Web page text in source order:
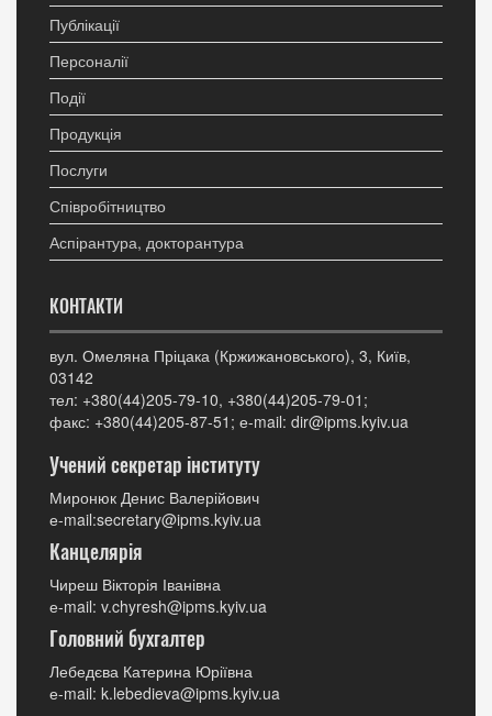
Публікації
Персоналії
Події
Продукція
Послуги
Співробітництво
Аспірантура, докторантура
КОНТАКТИ
вул. Омеляна Пріцака (Кржижановського), 3, Київ,
03142
тел: +380(44)205-79-10, +380(44)205-79-01;
факс: +380(44)205-87-51; е-mail: dir@ipms.kyiv.ua
Учений секретар інституту
Миронюк Денис Валерійович
е-mail:secretary@ipms.kyiv.ua
Канцелярія
Чиреш Вікторія Іванівна
е-mail: v.chyresh@ipms.kyiv.ua
Головний бухгалтер
Лебедєва Катерина Юріївна
е-mail: k.lebedieva@ipms.kyiv.ua